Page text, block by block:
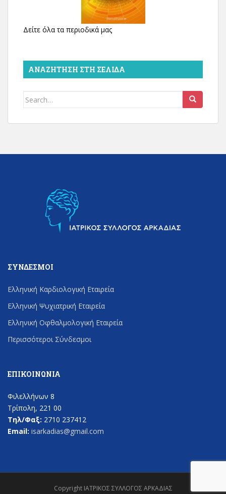
Δείτε όλα τα περιοδικά μας
ΑΝΑΖΉΤΗΣΗ ΣΤΗ ΣΕΛΊΔΑ
Search
ΣΎΝΔΕΣΜΟΙ
Ελληνική Καρδιολογική Εταιρεία
Ελληνική Ψυχιατρική Εταιρεία
Ελληνική Οφθαλμολογική Εταιρεία
Περισσότεροι Σύνδεσμοι
ΕΠΙΚΟΙΝΩΝΊΑ
Φιλελλήνων 8
Τρίπολη, 221 00
Τηλ/Φαξ: 2710 237412
Email: isarkadias@gmail.com
Copyright ΙΑΤΡΙΚΟΣ ΣΥΛΛΟΓΟΣ ΑΡΚΑΔΙΑΣ